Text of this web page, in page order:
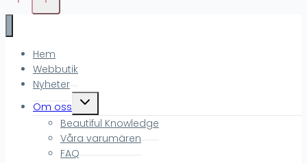
Hem
Webbutik
Nyheter
Om oss
Toggle
child
menu
Beautiful Knowledge
Våra varumären
FAQ